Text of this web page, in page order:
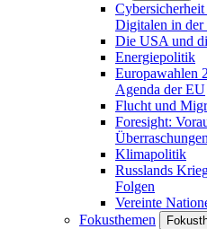
Digitalen in
Die USA und
Energiepolitik
Europawahlen
Agenda der EU
Flucht und
Foresight:
Überraschungen
Klimapolitik
Russlands
Folgen
Vereinte
Fokusthemen